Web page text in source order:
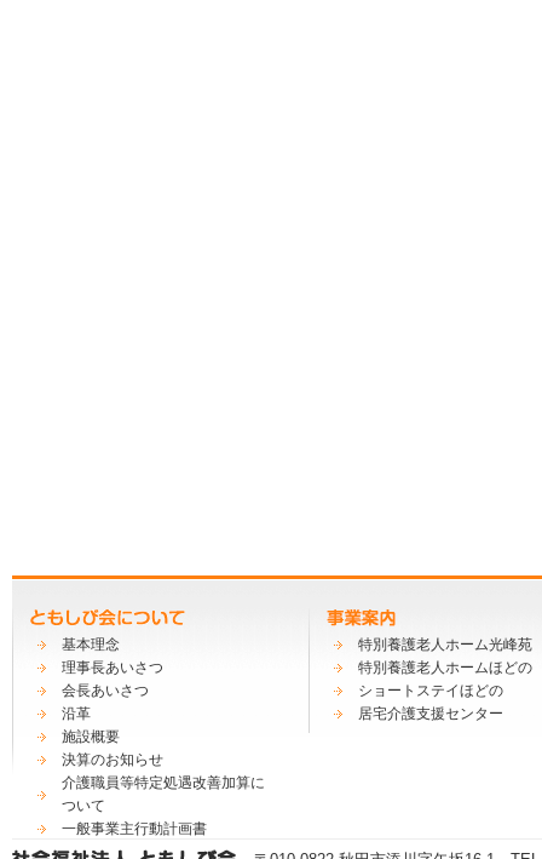
基本理念
理事長あいさつ
会長あいさつ
沿革
施設概要
決算のお知らせ
介護職員等特定処遇改善加算に
ついて
一般事業主行動計画書
特別養護老人ホーム光峰苑
特別養護老人ホームほどの
ショートステイほどの
居宅介護支援センター